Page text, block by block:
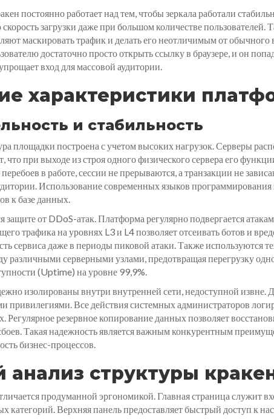
постоянно работает над тем, чтобы зеркала работали
загрузки даже при большом количестве
маскировать трафик и делать его неотличимым от
достаточно просто открыть ссылку в браузере, и он
вход для массовой аудитории.
характеристики
и стабильность
площадки построена с учетом высоких нагрузок. Серверы
что при выходе из строя одного физического сервера его
в работе, сессии не прерываются, а транзакции не
Использование современных языков
к базе данных.
защите от DDoS-атак. Платформа регулярно подвергается
трафика на уровнях L3 и L4 позволяет отсеивать ботов и
сервиса даже в периоды пиковой атаки. Также используются
различными серверными узлами, предотвращая перегрузку
(Uptime) на уровне 99,9%.
изолированы внутри внутренней сети, недоступной
Все действия системных администраторов
Регулярное резервное копирование данных позволяет
Такая надежность является важным конкурентным
бизнес-процессов.
анализ структуры
продуманной эргономикой. Главная страница служит
категорий. Верхняя панель предоставляет быстрый доступ к